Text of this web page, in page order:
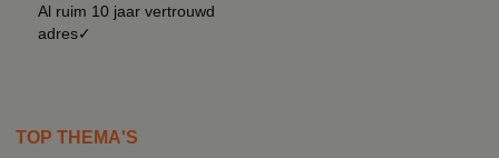
Al ruim 10 jaar vertrouwd
adres✓
TOP THEMA'S